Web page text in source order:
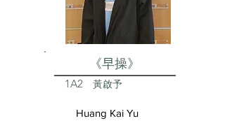
《早操》
1A2 黃啟予
Huang Kai Yu